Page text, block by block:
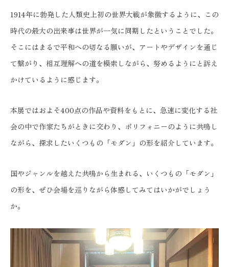
1914年に勃発した人類史上初の世界大戦が象徴するように、この
時代の最大の出来事は世界が一気に同期したということでした。
そこにはまるで平和への切なる願いが、アートやデザインを通じ
て繋がり、相互理解への道を模索しながら、努めるようにと訴え
かけているように感じます。
本展ではおよそ400点の作品や資料をもとに、急速に変化する社
会の中で作家たちがときに交わり、ポリフォニーのように共鳴し
ながら、探求したいくつもの「モダン」の形を紹介しています。
国やジャンルを越えた共鳴から生まれる、いくつもの「モダン」
の形を、ぜひ会場を巡りながら体感してみてはいかがでしょう
か。